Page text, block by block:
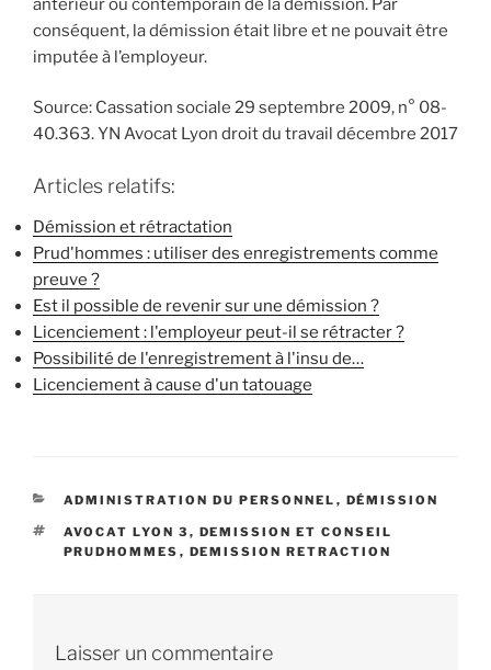
conséquent, la démission était libre et ne pouvait être
imputée à l’employeur.
Source: Cassation sociale 29 septembre 2009, n° 08-
40.363. YN Avocat Lyon droit du travail décembre 2017
Articles relatifs:
Démission et rétractation
Prud'hommes : utiliser des enregistrements comme
preuve ?
Est il possible de revenir sur une démission ?
Licenciement : l'employeur peut-il se rétracter ?
Possibilité de l'enregistrement à l'insu de…
Licenciement à cause d'un tatouage
CATÉGORIES
ADMINISTRATION DU PERSONNEL , DÉMISSION
ÉTIQUETTES
AVOCAT LYON 3 , DEMISSION ET CONSEIL
PRUDHOMMES , DEMISSION RETRACTION
Laisser un commentaire